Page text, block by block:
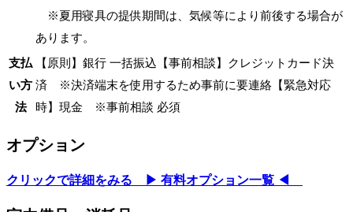
※夏用寝具の提供期間は、気候等により前後する場合が
あります。
支払
い方
法
【原則】銀行 一括振込【事前相談】クレジットカード決
済 ※決済端末を使用するため事前に要連絡【緊急対応
時】現金 ※事前相談 必須
オプション
クリックで詳細をみる ▶ 有料オプション一覧 ◀